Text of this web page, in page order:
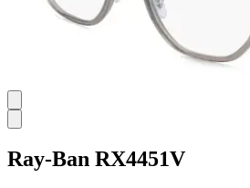
Ray-Ban RX4451V